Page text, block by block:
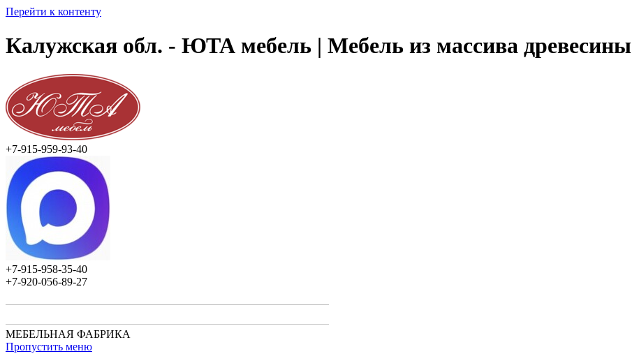
Перейти к контенту
Калужская обл. - ЮТА мебель | Мебель из массива древесины
+7-915-959-93-40
+7-915-958-35-40
+7-920-056-89-27
МЕБЕЛЬНАЯ ФАБРИКА
Пропустить меню